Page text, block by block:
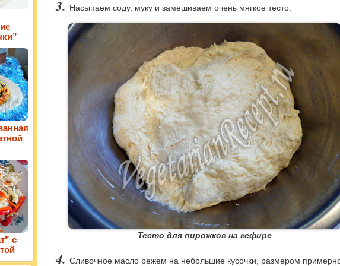
Насыпаем соду, муку и замешиваем очень мягкое тесто.
Тесто для пирожков на кефире
Сливочное масло режем на небольшие кусочки, размером
с